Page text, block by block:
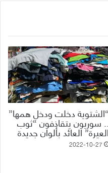
“الشتوية دخلت ودخل همها”
.. سوريون يتقاذفون “ثوب
العيرة” العائد بألوان جديدة
2022-10-27